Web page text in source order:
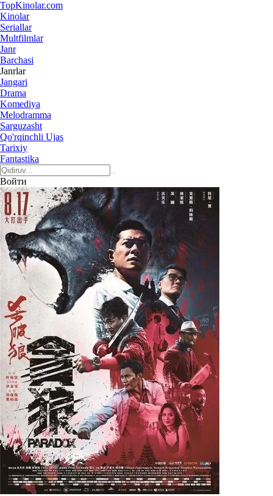
TopKinolar.com
Kinolar
Seriallar
Multfilmlar
Janr
Barchasi
Janrlar
Jangari
Drama
Komediya
Melodramma
Sarguzasht
Qo'rqinchli Ujas
Tarixiy
Fantastika
Войти